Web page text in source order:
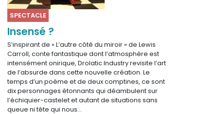
SPECTACLE
Insensé ?
S’inspirant de « L’autre côté du miroir » de Lewis
Carroll, conte fantastique dont l’atmosphère est
intensément onirique, Drolatic Industry revisite l’art
de l’absurde dans cette nouvelle création. Le
temps d’un poème et de deux comptines, ce sont
dix personnages étonnants qui déambulent sur
l’échiquier-castelet et autant de situations sans
queue ni tête qui nous…